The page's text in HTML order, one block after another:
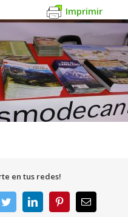
Imprimir
en tus redes!
TwitterLinkedInPinterestCorreo
electrónico